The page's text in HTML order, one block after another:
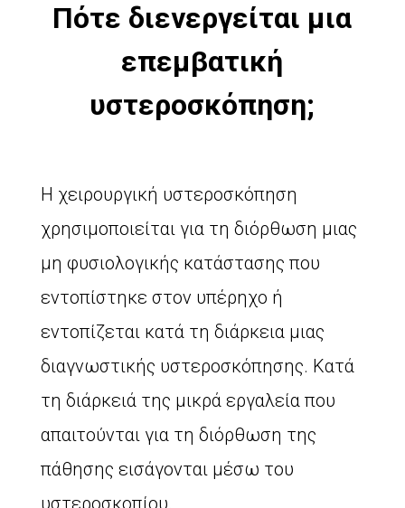
Πότε διενεργείται μια
επεμβατική
υστεροσκόπηση;
Η χειρουργική υστεροσκόπηση
χρησιμοποιείται για τη διόρθωση μιας
μη φυσιολογικής κατάστασης που
εντοπίστηκε στον υπέρηχο ή
εντοπίζεται κατά τη διάρκεια μιας
διαγνωστικής υστεροσκόπησης. Κατά
τη διάρκειά της μικρά εργαλεία που
απαιτούνται για τη διόρθωση της
πάθησης εισάγονται μέσω του
υστεροσκοπίου.